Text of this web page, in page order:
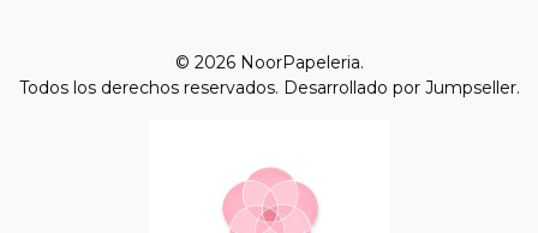
© 2026 NoorPapeleria.
Todos los derechos reservados. Desarrollado por Jumpseller.